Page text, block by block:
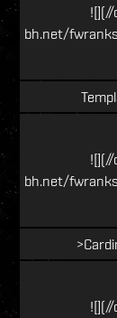
![](//
bh.net/
![](//
bh.net/
![](//